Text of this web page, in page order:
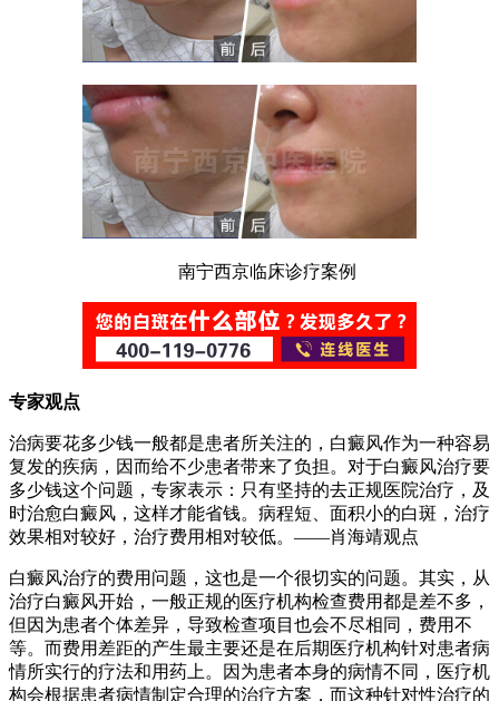
南宁西京临床诊疗案例
专家观点
治病要花多少钱一般都是患者所关注的，白癜风作为一种容易
复发的疾病，因而给不少患者带来了负担。对于白癜风治疗要
多少钱这个问题，专家表示：只有坚持的去正规医院治疗，及
时治愈白癜风，这样才能省钱。病程短、面积小的白斑，治疗
效果相对较好，治疗费用相对较低。——肖海靖观点
白癜风治疗的费用问题，这也是一个很切实的问题。其实，从
治疗白癜风开始，一般正规的医疗机构检查费用都是差不多，
但因为患者个体差异，导致检查项目也会不尽相同，费用不
等。而费用差距的产生最主要还是在后期医疗机构针对患者病
情所实行的疗法和用药上。因为患者本身的病情不同，医疗机
构会根据患者病情制定合理的治疗方案，而这种针对性治疗的